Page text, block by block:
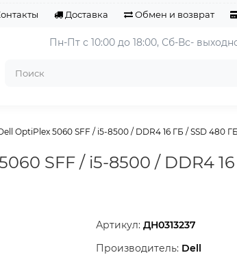
Доставка Обмен и возврат
Пн-Пт с 10:00 до 18:00, Сб-Вс-
OptiPlex 5060 SFF / i5-8500 / DDR4 16 ГБ / SSD 480
SFF / i5-8500 / DDR4
Артикул:ДН0313237
Производитель: Dell